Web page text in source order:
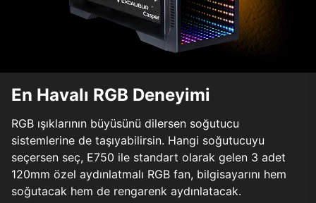
En Havalı RGB Deneyimi
RGB ışıklarının büyüsünü dilersen soğutucu
sistemlerine de taşıyabilirsin. Hangi soğutucuyu
seçersen seç, E750 ile standart olarak gelen 3 adet
120mm özel aydınlatmalı RGB fan, bilgisayarını hem
soğutacak hem de rengarenk aydınlatacak.